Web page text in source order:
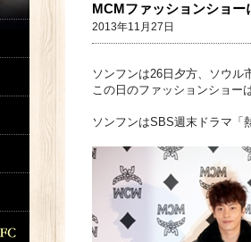
MCMファッションショー
2013年11月27日
ソンフンは26日夕方、ソウ
この日のファッションショー
ソンフンはSBS週末ドラマ「